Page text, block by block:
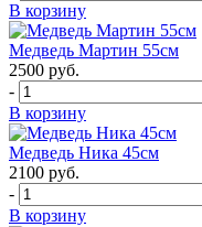
В корзину
Медведь Мартин 55см
2500 руб.
-
В корзину
Медведь Ника 45см
2100 руб.
-
В корзину